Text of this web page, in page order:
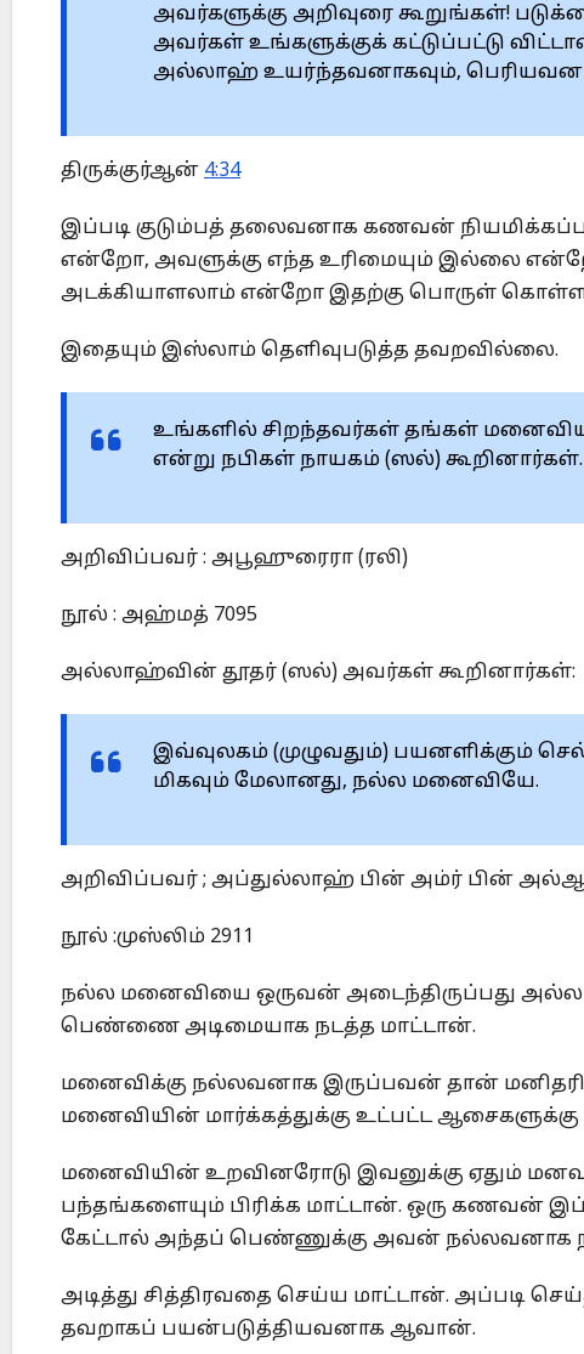
அவர்களுக்கு அறிவுரை கூறுங்கள்!
அவர்கள் உங்களுக்குக் கட்டுப்பட்டு
அல்லாஹ் உயர்ந்தவனாகவும்,
திருக்குர்ஆன் 4:34
இப்படி குடும்பத் தலைவனாக கணவன்
என்றோ, அவளுக்கு எந்த உரிமையும் இல்லை
அடக்கியாளலாம் என்றோ இதற்கு பொருள் கொள்ளக்
இதையும் இஸ்லாம் தெளிவுபடுத்த தவறவில்லை.
உங்களில் சிறந்தவர்கள் தங்கள்
என்று நபிகள் நாயகம் (ஸல்) கூறினார்கள்.
அறிவிப்பவர் : அபூஹுரைரா (ரலி)
நூல் : அஹ்மத் 7095
அல்லாஹ்வின் தூதர் (ஸல்) அவர்கள் கூறினார்கள்:
இவ்வுலகம் (முழுவதும்) பயனளிக்கும்
மிகவும் மேலானது, நல்ல மனைவியே.
அறிவிப்பவர் ; அப்துல்லாஹ் பின் அம்ர் பின்
நூல் :முஸ்லிம் 2911
நல்ல மனைவியை ஒருவன் அடைந்திருப்பது
பெண்ணை அடிமையாக நடத்த மாட்டான்.
மனைவிக்கு நல்லவனாக இருப்பவன் தான்
மனைவியின் மார்க்கத்துக்கு உட்பட்ட
மனைவியின் உறவினரோடு இவனுக்கு ஏதும்
பந்தங்களையும் பிரிக்க மாட்டான். ஒரு கணவன்
கேட்டால் அந்தப் பெண்ணுக்கு அவன் நல்லவனாக
அடித்து சித்திரவதை செய்ய மாட்டான். அப்படி
தவறாகப் பயன்படுத்தியவனாக ஆவான்.